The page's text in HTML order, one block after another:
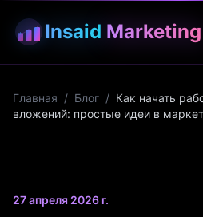
Insaid Marketing
Главная / Блог / Как начать
вложений: простые идеи в
27 апреля 2026 г.